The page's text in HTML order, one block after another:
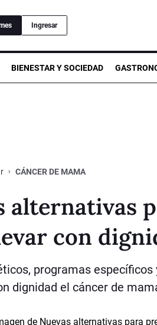
Ingresar
BIENESTAR Y SOCIEDAD
CÁNCER DE MAMA
alternativas
con
programas
dignidad el cáncer de